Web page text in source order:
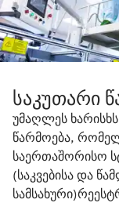
საკუთარი
უმაღლეს
წარმოება,
საერთაშორისო
(საკვებისა და